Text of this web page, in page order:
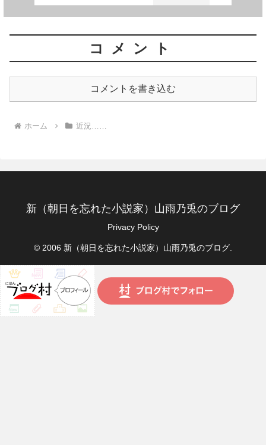
コメント
コメントを書き込む
ホーム 近況……
新（朝日を忘れた小説家）山雨乃兎のブログ
Privacy Policy
© 2006 新（朝日を忘れた小説家）山雨乃兎のブログ.